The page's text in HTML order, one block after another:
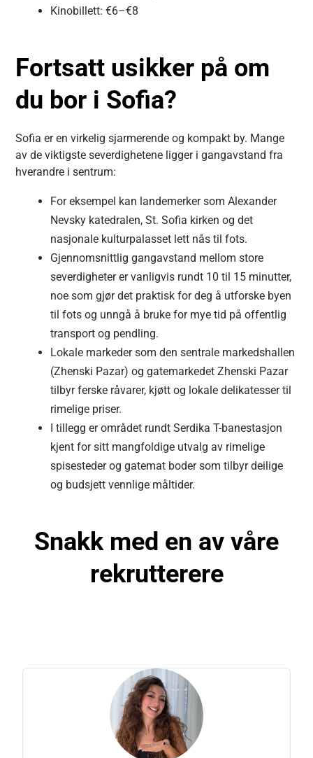
Kinobillett: €6–€8
Fortsatt usikker på om
du bor i Sofia?
Sofia er en virkelig sjarmerende og kompakt by. Mange
av de viktigste severdighetene ligger i gangavstand fra
hverandre i sentrum:
For eksempel kan landemerker som Alexander
Nevsky katedralen, St. Sofia kirken og det
nasjonale kulturpalasset lett nås til fots.
Gjennomsnittlig gangavstand mellom store
severdigheter er vanligvis rundt 10 til 15 minutter,
noe som gjør det praktisk for deg å utforske byen
til fots og unngå å bruke for mye tid på offentlig
transport og pendling.
Lokale markeder som den sentrale markedshallen
(Zhenski Pazar) og gatemarkedet Zhenski Pazar
tilbyr ferske råvarer, kjøtt og lokale delikatesser til
rimelige priser.
I tillegg er området rundt Serdika T-banestasjon
kjent for sitt mangfoldige utvalg av rimelige
spisesteder og gatemat boder som tilbyr deilige
og budsjett vennlige måltider.
Snakk med en av våre
rekrutterere